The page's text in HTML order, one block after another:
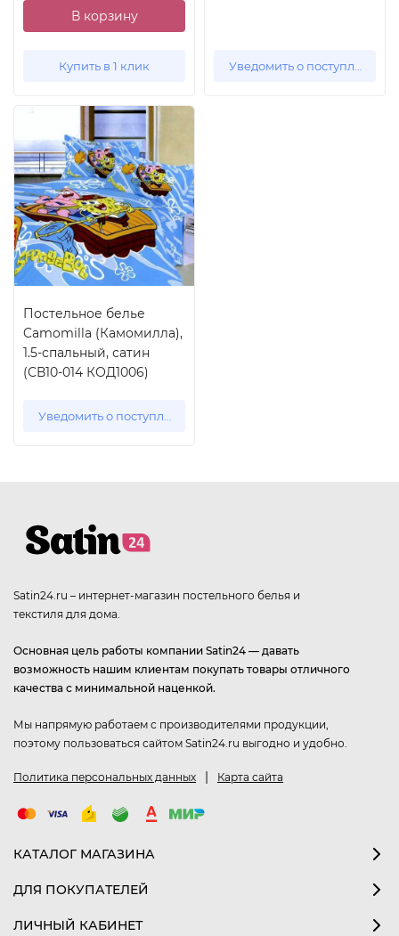
В корзину
Купить в 1 клик Уведомить о поступлении
Постельное белье
Camomilla (Камомилла),
1.5-спальный, сатин
(СВ10-014 КОД1006)
Уведомить о поступлении
Satin24.ru – интернет-магазин постельного белья и
текстиля для дома.
Основная цель работы компании Satin24 — давать
возможность нашим клиентам покупать товары отличного
качества с минимальной наценкой.
Мы напрямую работаем с производителями продукции,
поэтому пользоваться сайтом Satin24.ru выгодно и удобно.
Политика персональных данных | Карта сайта
КАТАЛОГ МАГАЗИНА
ДЛЯ ПОКУПАТЕЛЕЙ
ЛИЧНЫЙ КАБИНЕТ